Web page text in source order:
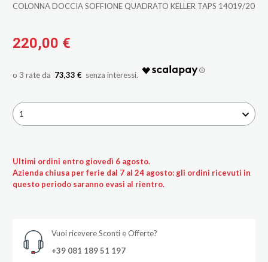
COLONNA DOCCIA SOFFIONE QUADRATO KELLER TAPS 14019/20
220,00 €
73,33 €
1
Ultimi ordini entro giovedì 6 agosto.
Azienda chiusa per ferie dal 7 al 24 agosto: gli ordini ricevuti in
questo periodo saranno evasi al rientro.
Vuoi ricevere Sconti e Offerte?
+39 081 189 51 197